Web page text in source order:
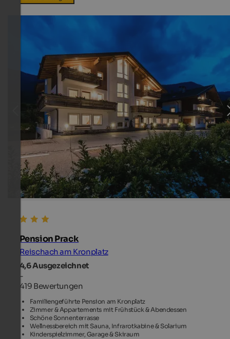
Pension Prack
Reischach am Kronplatz
4,6Ausgezeichnet
-
419 Bewertungen
Familiengeführte Pension am Kronplatz
Zimmer & Appartements mit Frühstück & Abendessen
Schöne Sonnenterrasse
Wellnessbereich mit Sauna, Infrarotkabine & Solarium
Kinderspielzimmer, Garage & Skiraum